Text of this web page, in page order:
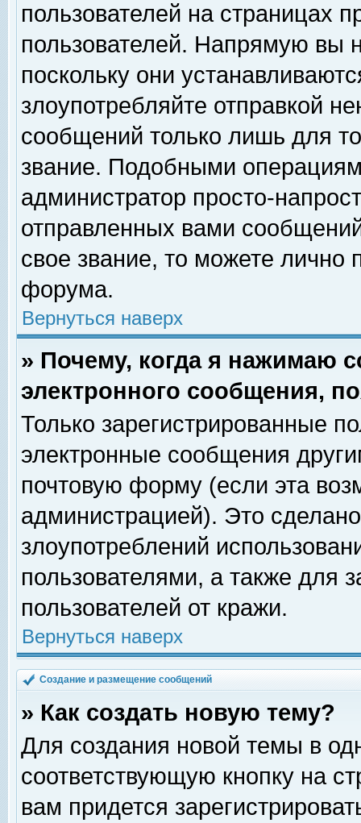
пользователей на страницах
пользователей. Напрямую вы
поскольку они
злоупотребляйте отправкой
сообщений только лишь для
звание. Подобными
администратор просто-
отправленных вами
свое звание, то можете лично
форума.
Вернуться наверх
» Почему, когда я нажимаю
электронного сообщения,
Только зарегистрированные
электронные сообщения
почтовую форму (если эта
администрацией). Это
злоупотреблений
пользователями, а также для
пользователей от кражи.
Вернуться наверх
Создание и размещение сообщений
» Как создать новую тему?
Для создания новой темы в
соответствующую кнопку на
вам придется